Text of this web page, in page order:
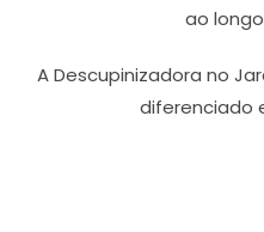
ao
A Descupinizadora no
diferenciado